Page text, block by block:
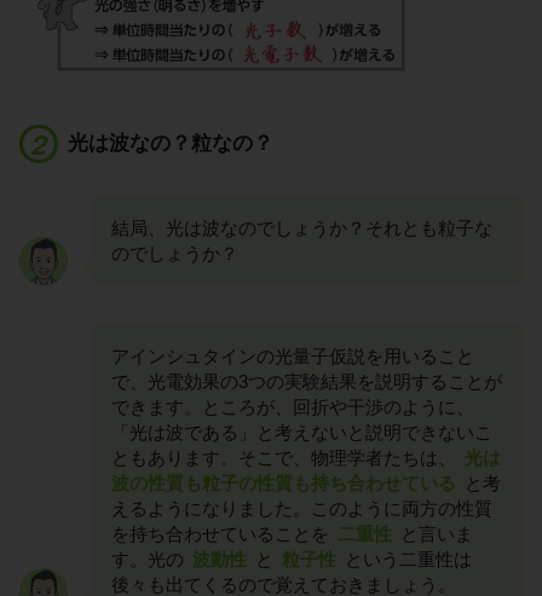
光は波なの？粒なの？
結局、光は波なのでしょうか？それとも粒子な
のでしょうか？
アインシュタインの光量子仮説を用いること
で、光電効果の3つの実験結果を説明することが
できます。ところが、回折や干渉のように、
「光は波である」と考えないと説明できないこ
ともあります。そこで、物理学者たちは、
光は
波の性質も粒子の性質も持ち合わせている
と考
えるようになりました。このように両方の性質
を持ち合わせていることを 二重性
と言いま
す。光の 波動性 と 粒子性
という二重性は
後々も出てくるので覚えておきましょう。